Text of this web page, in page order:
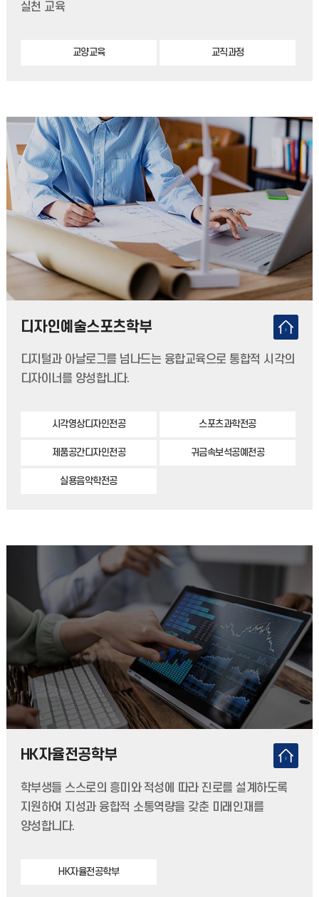
실천 교육
교양교육 교직과정
디자인예술스포츠학부
디지털과 아날로그를 넘나드는 융합교육으로 통합적 시각의
디자이너를 양성합니다.
시각영상디자인전공 스포츠과학전공
제품공간디자인전공 귀금속보석공예전공
실용음악학전공
HK자율전공학부
학부생들 스스로의 흥미와 적성에 따라 진로를 설계하도록
지원하여 지성과 융합적 소통역량을 갖춘 미래인재를
양성합니다.
HK자율전공학부